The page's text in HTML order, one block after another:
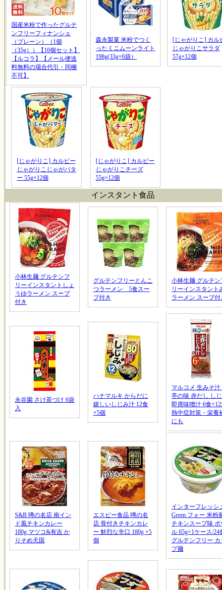
国産米粉で作ったグルテ
ンフリーフィナンシェ
（プレーン）（1個
（35g））【10個セット】
【ルコラ】【メール便送
料無料の場合代引・同梱
不可】
森永製菓 米粉でつく
ったミニムーンライト
198g(33g×6袋）
[じゃがりこ] カル
じゃがりこサラダ
57g×12個
[じゃがりこ] カルビー
じゃがりこじゃがバタ
ー 55g×12個
[じゃがりこ] カルビー
じゃがりこチーズ
55g×12個
インスタント食品
小林生麺 グルテンフ
リーインスタントしょ
うゆラーメン スープ
付き
グルテンフリーとんこ
つラーメン 5食スー
プ付き
小林生麺 グルテン
リーインスタント
ラーメン スープ付
永谷園 さけ茶づけ 6袋
入
ハナマルキ からだに
嬉しいしじみ汁 12食
×5個
マルコメ 生みそ汁
亭の味 赤だし し
即席味噌汁 6食
熱中症対策・栄養
にも
S&B 噂の名店 南イン
ド風チキンカレー
180g マツコ&有吉 か
りそめ天国
エスビー食品 噂の名
店 骨付きチキンカレ
ー 鮮烈な辛口 180g ×5
個
インターフレッシ
Green フォー 米粉
チキンスープ味 ボ
ル 65g×1ケース/24
グルテンフリー カ
プ麺